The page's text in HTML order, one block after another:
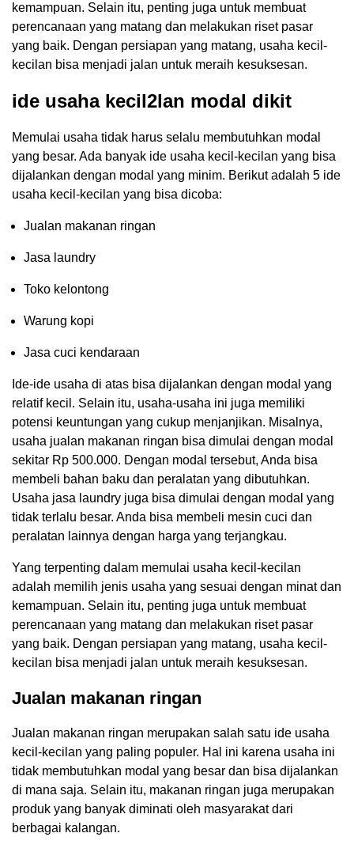
kemampuan. Selain itu, penting juga untuk membuat
perencanaan yang matang dan melakukan riset pasar
yang baik. Dengan persiapan yang matang, usaha kecil-
kecilan bisa menjadi jalan untuk meraih kesuksesan.
ide usaha kecil2lan modal dikit
Memulai usaha tidak harus selalu membutuhkan modal
yang besar. Ada banyak ide usaha kecil-kecilan yang bisa
dijalankan dengan modal yang minim. Berikut adalah 5 ide
usaha kecil-kecilan yang bisa dicoba:
Jualan makanan ringan
Jasa laundry
Toko kelontong
Warung kopi
Jasa cuci kendaraan
Ide-ide usaha di atas bisa dijalankan dengan modal yang
relatif kecil. Selain itu, usaha-usaha ini juga memiliki
potensi keuntungan yang cukup menjanjikan. Misalnya,
usaha jualan makanan ringan bisa dimulai dengan modal
sekitar Rp 500.000. Dengan modal tersebut, Anda bisa
membeli bahan baku dan peralatan yang dibutuhkan.
Usaha jasa laundry juga bisa dimulai dengan modal yang
tidak terlalu besar. Anda bisa membeli mesin cuci dan
peralatan lainnya dengan harga yang terjangkau.
Yang terpenting dalam memulai usaha kecil-kecilan
adalah memilih jenis usaha yang sesuai dengan minat dan
kemampuan. Selain itu, penting juga untuk membuat
perencanaan yang matang dan melakukan riset pasar
yang baik. Dengan persiapan yang matang, usaha kecil-
kecilan bisa menjadi jalan untuk meraih kesuksesan.
Jualan makanan ringan
Jualan makanan ringan merupakan salah satu ide usaha
kecil-kecilan yang paling populer. Hal ini karena usaha ini
tidak membutuhkan modal yang besar dan bisa dijalankan
di mana saja. Selain itu, makanan ringan juga merupakan
produk yang banyak diminati oleh masyarakat dari
berbagai kalangan.